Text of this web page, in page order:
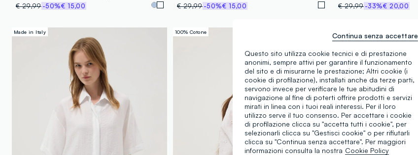
€ 29,99-50%€ 15,00
€ 29,99-50%€ 15,00
€ 29,99-33%€ 20,00
Made in Italy 100% Cotone
Questo sito utilizza cookie tecnici e di prestazione
anonimi, sempre attivi per garantire il funzionamento
del sito e di misurarne le prestazione; Altri cookie (i
cookie di profilazione), installati anche da terze parti,
servono invece per verificare le tue abitudini di
navigazione al fine di poterti offrire prodotti e servizi
mirati in linea con i tuoi reali interessi. Per il loro
utilizzo serve il tuo consenso. Per accettare i cookie
di profilazione clicca su "accetta tutti i cookie", per
selezionarli clicca su "Gestisci cookie" o per rifiutarli
clicca su "Continua senza accettare". Per maggiori
informazioni consulta la nostra Cookie Policy
Continua senza accettare